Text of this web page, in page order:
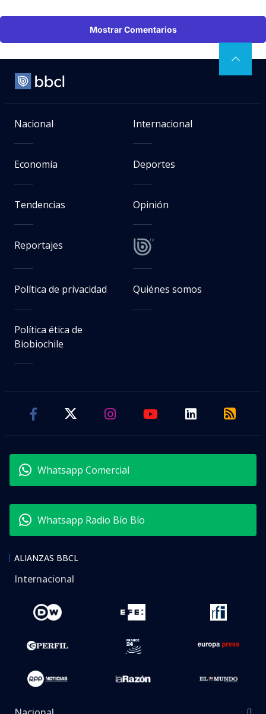
Mostrar Comentarios
Nacional Internacional
Economía Deportes
Tendencias Opinión
Reportajes
Política de privacidad Quiénes somos
Política ética de
Biobiochile
Whatsapp Comercial
Whatsapp Radio Bío Bío
ALIANZAS BBCL
Internacional